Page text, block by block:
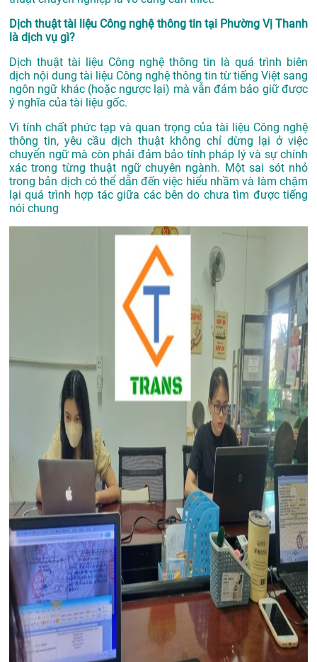
Dịch thuật tài liệu Công nghệ thông tin tại Phường Vị Thanh
là dịch vụ gì?
Dịch thuật tài liệu Công nghệ thông tin là quá trình biên
dịch nội dung tài liệu Công nghệ thông tin từ tiếng Việt sang
ngôn ngữ khác (hoặc ngược lại) mà vẫn đảm bảo giữ được
ý nghĩa của tài liệu gốc.
Vì tính chất phức tạp và quan trọng của tài liệu Công nghệ
thông tin, yêu cầu dịch thuật không chỉ dừng lại ở việc
chuyển ngữ mà còn phải đảm bảo tính pháp lý và sự chính
xác trong từng thuật ngữ chuyên ngành. Một sai sót nhỏ
trong bản dịch có thể dẫn đến việc hiểu nhầm và làm chậm
lại quá trình hợp tác giữa các bên do chưa tìm được tiếng
nói chung